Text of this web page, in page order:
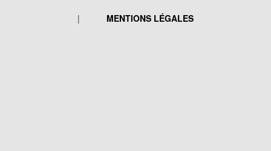
MENTIONS LÉGALES